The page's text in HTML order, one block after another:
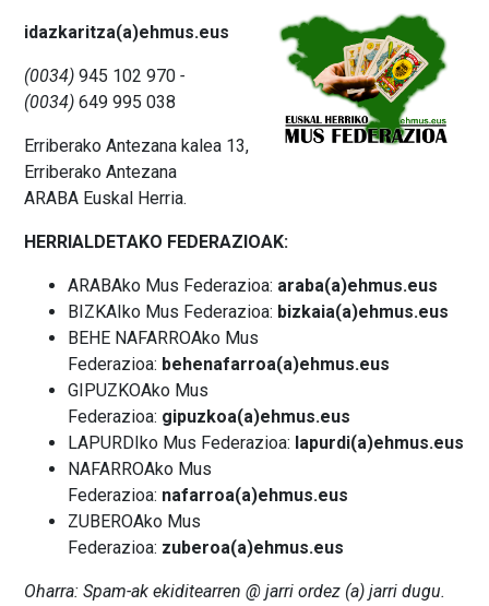
idazkaritza(a)ehmus.eus
(0034) 945 102 970-
(0034) 649 995 038
Erriberako Antezana kalea 13,
Erriberako Antezana
ARABA Euskal Herria.
HERRIALDETAKO FEDERAZIOAK:
ARABAko Mus Federazioa: araba(a)ehmus.eus
BIZKAIko Mus Federazioa: bizkaia(a)ehmus.eus
BEHE NAFARROAko Mus
Federazioa: behenafarroa(a)ehmus.eus
GIPUZKOAko Mus
Federazioa: gipuzkoa(a)ehmus.eus
LAPURDIko Mus Federazioa: lapurdi(a)ehmus.eus
NAFARROAko Mus
Federazioa: nafarroa(a)ehmus.eus
ZUBEROAko Mus
Federazioa: zuberoa(a)ehmus.eus
Oharra: Spam-ak ekiditearren @ jarri ordez (a) jarri dugu.